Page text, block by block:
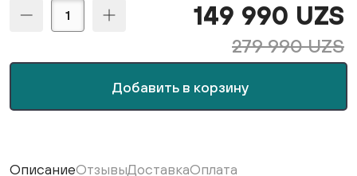
Добавить в корзину
149 990 UZS
279 990 UZS
ОписаниеОтзывыДоставкаОплата